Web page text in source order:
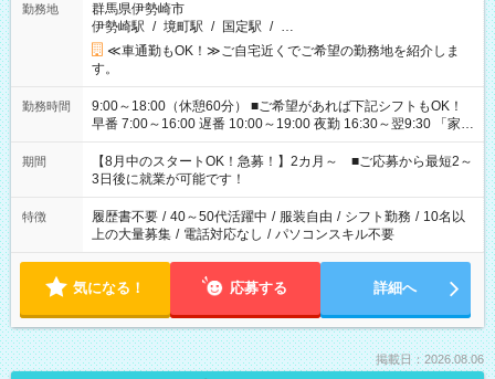
勤務地
群馬県伊勢崎市
伊勢崎駅 / 境町駅 / 国定駅 / …
≪車通勤もOK！≫ご自宅近くでご希望の勤務地を紹介しま
す。
勤務時間
9:00～18:00（休憩60分） ■ご希望があれば下記シフトもOK！
早番 7:00～16:00 遅番 10:00～19:00 夜勤 16:30～翌9:30 「家族
と休みを合わせたい」 「余裕を持って夕飯の準備がしたい」
「できれば残業はしたくない」 など、ご希望を教えてください
ね。 ※Wワーク希望の方へ 今ご覧のお仕事で希望する勤務時間
と、もう1つのお仕事の勤務時間。 合計で週40時間を超える場
合は応募できません。
期間
【8月中のスタートOK！急募！】2カ月～ ■ご応募から最短2～
3日後に就業が可能です！
特徴 履歴書不要 / 40～50代活躍中 / 服装自由 / シフト勤務 / 10名以
上の大量募集 / 電話対応なし / パソコンスキル不要
気になる！ 応募する 詳細へ
掲載日：2026.08.06